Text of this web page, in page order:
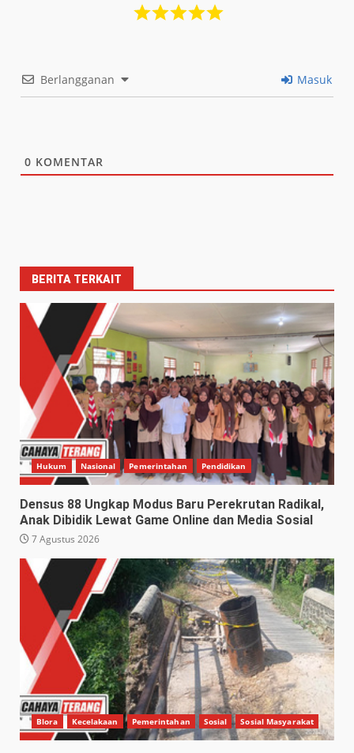
Berlangganan Masuk
0 KOMENTAR
BERITA TERKAIT
Hukum Nasional Pemerintahan Pendidikan
Densus 88 Ungkap Modus Baru Perekrutan Radikal,
Anak Dibidik Lewat Game Online dan Media Sosial
7 Agustus 2026
Blora Kecelakaan Pemerintahan Sosial Sosial Masyarakat